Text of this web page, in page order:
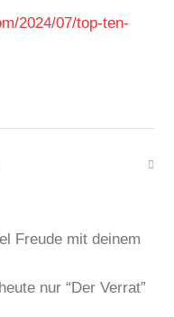
2024/07/top-ten-
Freude mit deinem
nur “Der Verrat”